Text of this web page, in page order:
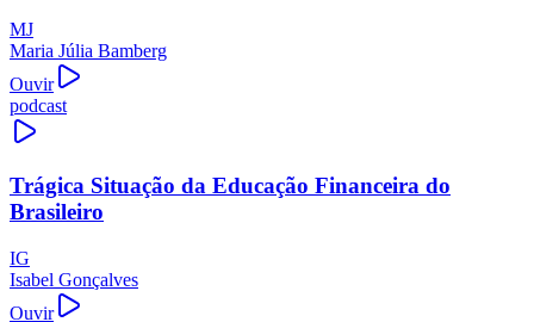
MJ
Maria Júlia Bamberg
Ouvir
podcast
Trágica Situação da Educação Financeira do
Brasileiro
IG
Isabel Gonçalves
Ouvir